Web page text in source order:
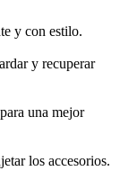
y con estilo.
y recuperar
una mejor
los accesorios.